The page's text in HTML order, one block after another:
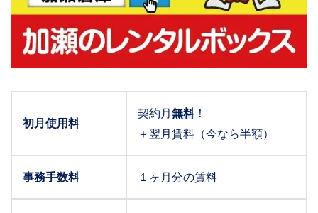
初月使用料
契約月無料！
＋翌月賃料（今なら半額）
事務手数料 １ヶ月分の賃料